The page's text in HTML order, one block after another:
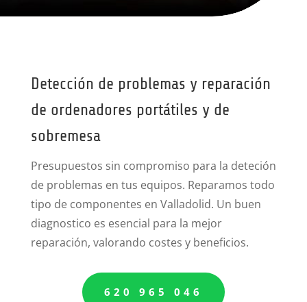
Detección de problemas y reparación
de ordenadores portátiles y de
sobremesa
Presupuestos sin compromiso para la deteción
de problemas en tus equipos. Reparamos todo
tipo de componentes en Valladolid. Un buen
diagnostico es esencial para la mejor
reparación, valorando costes y beneficios.
620 965 046